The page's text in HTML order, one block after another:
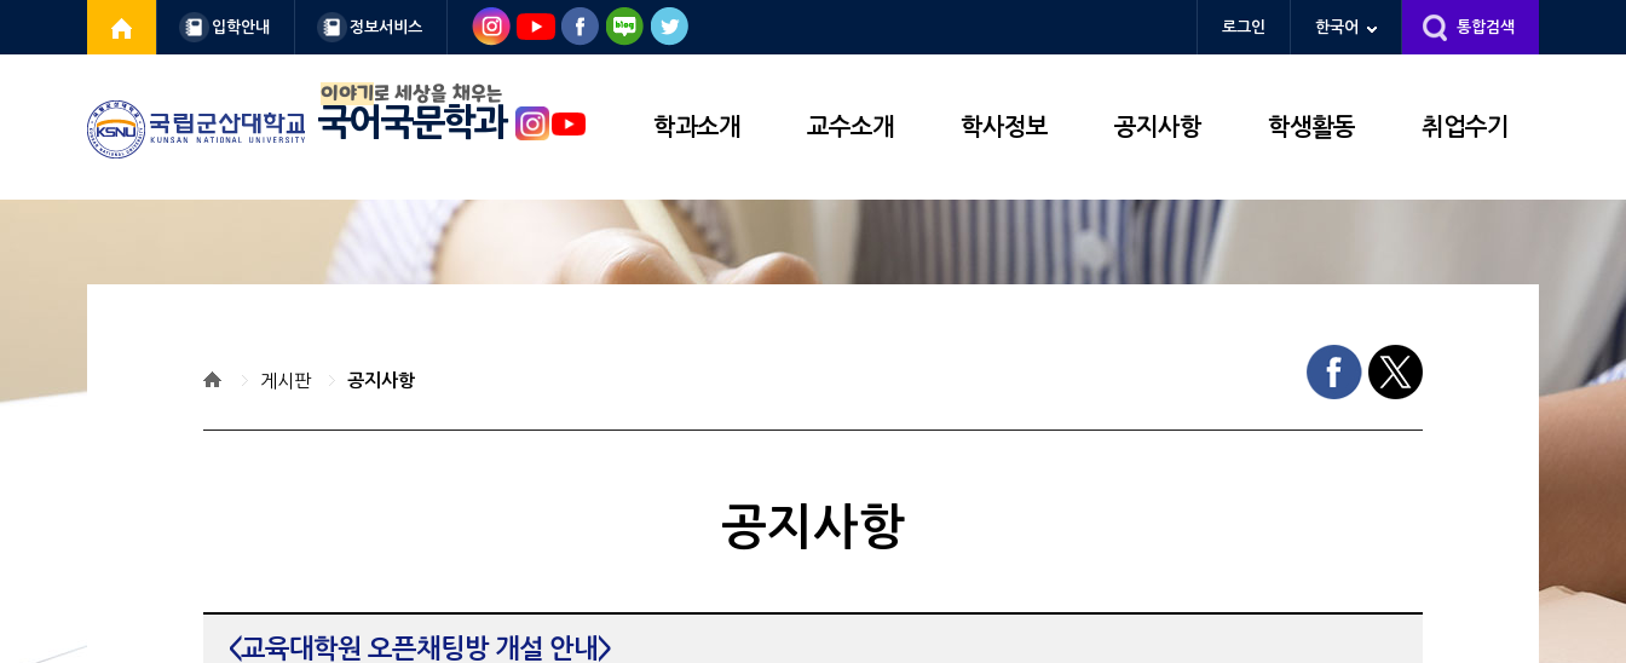
입학안내 정보서비스 로그인 한국어 통합검색
이야기로 세상을 채우는
국어국문학과 학과소개 교수소개 학사정보 공지사항 학생활동 취업수기
게시판 공지사항
공지사항
<교육대학원 오픈채팅방 개설 안내>